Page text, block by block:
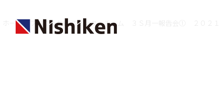
ホーム ブログ>クレアセンターチーム ３Ｓ月一報告会① ２０